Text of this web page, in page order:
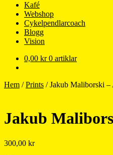
Kafé
Webshop
Cykelpendlarcoach
Blogg
Vision
0,00 kr 0 artiklar
Hem /Prints /Jakub Maliborski –
Jakub
300,00 kr